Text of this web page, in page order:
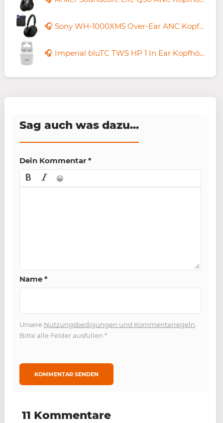
🎧 Sony WH-1000XM5 Over-Ear ANC Kopfhörer für 149,75€ (statt 210€) + gratis Softbag
🎧 Imperial bluTC TWS HP 1 In Ear Kopfhörer für 9,89€ (statt 22€)
Sag auch was dazu...
Dein Kommentar *
😀
Name *
Unsere Nutzungsbedigungen und Kommentarregeln.
Bitte alle Felder ausfüllen *
11 Kommentare